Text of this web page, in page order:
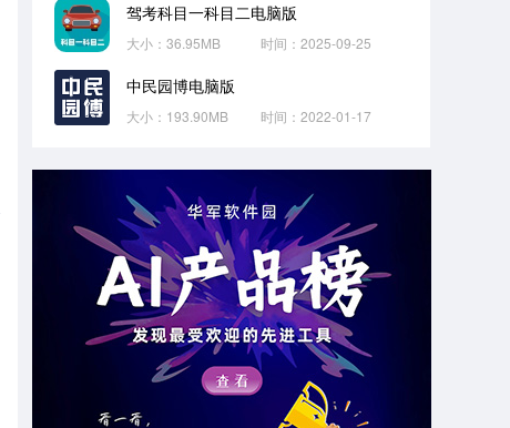
驾考科目一科目二电脑版
大小：36.95MB 时间：2025-09-25
中民园博电脑版
大小：193.90MB 时间：2022-01-17